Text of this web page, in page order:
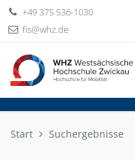
+49 375 536-1030
fis
whzde
Start Suchergebnisse